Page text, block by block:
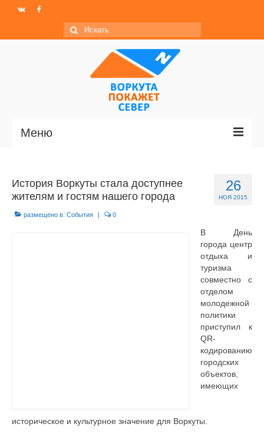
Искать:
Меню
Новости
МО ГО «Воркута»
26
НОЯ 2015
История Воркуты стала доступнее
жителям и гостям нашего города
размещено в: События | 0
В День
города центр
отдыха и
туризма
совместно с
отделом
молодежной
политики
приступил к
QR-
кодированию
городских
объектов,
имеющих
историческое и культурное значение для Воркуты.